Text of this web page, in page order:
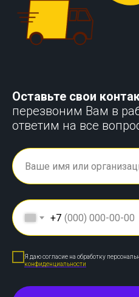
Оставьте свои
перезвоним Вам в
ответим на все
+7
Я даю согласие на обработку
конфиденциальности